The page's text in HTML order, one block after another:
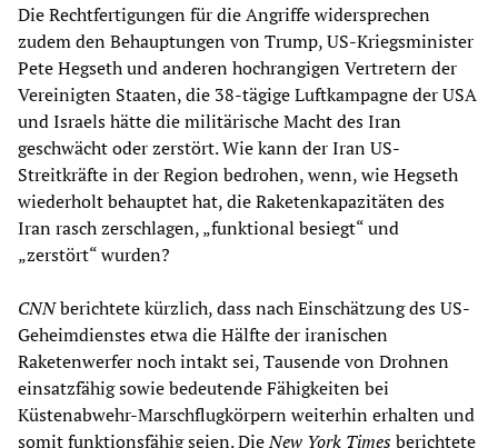
Die Rechtfertigungen für die Angriffe widersprechen
zudem den Behauptungen von Trump, US-Kriegsminister
Pete Hegseth und anderen hochrangigen Vertretern der
Vereinigten Staaten, die 38-tägige Luftkampagne der USA
und Israels hätte die militärische Macht des Iran
geschwächt oder zerstört. Wie kann der Iran US-
Streitkräfte in der Region bedrohen, wenn, wie Hegseth
wiederholt behauptet hat, die Raketenkapazitäten des
Iran rasch zerschlagen, „funktional besiegt“ und
„zerstört“ wurden?
CNNberichtete kürzlich, dass nach Einschätzung des US-
Geheimdienstes etwa die Hälfte der iranischen
Raketenwerfer noch intakt sei, Tausende von Drohnen
einsatzfähig sowie bedeutende Fähigkeiten bei
Küstenabwehr-Marschflugkörpern weiterhin erhalten und
somit funktionsfähig seien. DieNew York Timesberichtete